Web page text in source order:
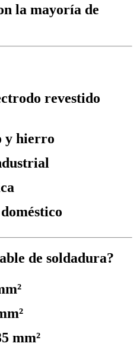
la mayoría de
revestido
y hierro
de soldadura?
mm²